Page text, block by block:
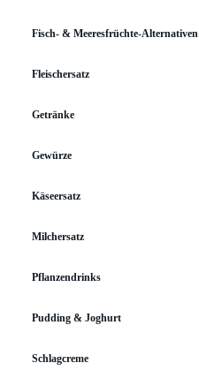
Fisch- & Meeresfrüchte-Alternativen
Fleischersatz
Getränke
Gewürze
Käseersatz
Milchersatz
Pflanzendrinks
Pudding & Joghurt
Schlagcreme